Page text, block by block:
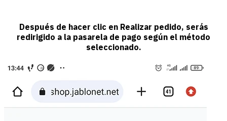
Después de hacer clic en Realizar pedido, serás
redirigido a la pasarela de pago según el método
seleccionado.